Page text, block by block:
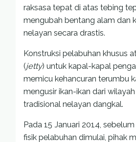
raksasa tepat di atas tebing
mengubah bentang alam dan
nelayan secara drastis.
Konstruksi pelabuhan khusus
(jetty) untuk kapal-kapal
memicu kehancuran terumbu
mengusir ikan-ikan dari
tradisional nelayan dangkal.
Pada 15 Januari 2014,
fisik pelabuhan dimulai, pihak